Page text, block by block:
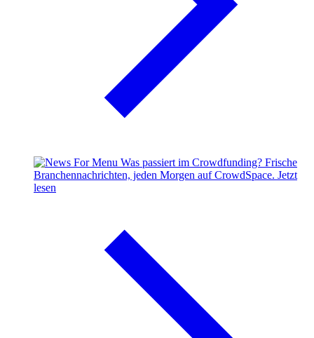
Was passiert im Crowdfunding? Frische
Branchennachrichten, jeden Morgen auf CrowdSpace. Jetzt
lesen